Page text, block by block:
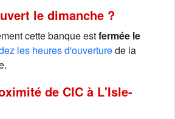
le dimanche ?
cette banque estfermée le
les heures d'ouverturede la
de CIC à L'Isle-